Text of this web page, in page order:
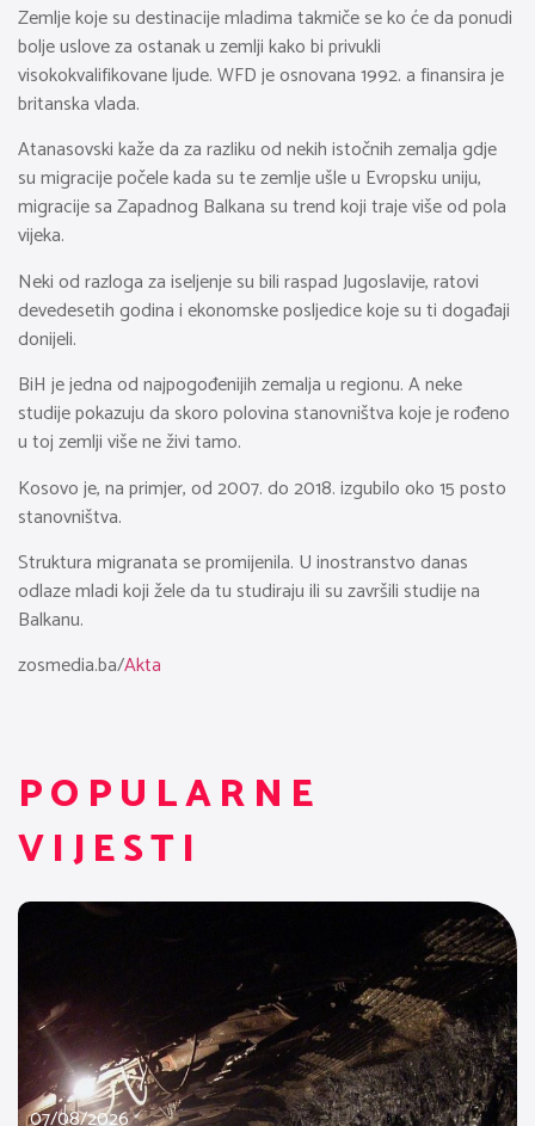
Zemlje koje su destinacije mladima takmiče se ko će da ponudi
bolje uslove za ostanak u zemlji kako bi privukli
visokokvalifikovane ljude. WFD je osnovana 1992. a finansira je
britanska vlada.
Atanasovski kaže da za razliku od nekih istočnih zemalja gdje
su migracije počele kada su te zemlje ušle u Evropsku uniju,
migracije sa Zapadnog Balkana su trend koji traje više od pola
vijeka.
Neki od razloga za iseljenje su bili raspad Jugoslavije, ratovi
devedesetih godina i ekonomske posljedice koje su ti događaji
donijeli.
BiH je jedna od najpogođenijih zemalja u regionu. A neke
studije pokazuju da skoro polovina stanovništva koje je rođeno
u toj zemlji više ne živi tamo.
Kosovo je, na primjer, od 2007. do 2018. izgubilo oko 15 posto
stanovništva.
Struktura migranata se promijenila. U inostranstvo danas
odlaze mladi koji žele da tu studiraju ili su završili studije na
Balkanu.
zosmedia.ba/Akta
POPULARNE
VIJESTI
07/08/2026